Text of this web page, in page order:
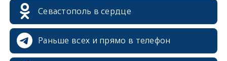
Севастополь в сердце
Раньше всех и прямо в телефон